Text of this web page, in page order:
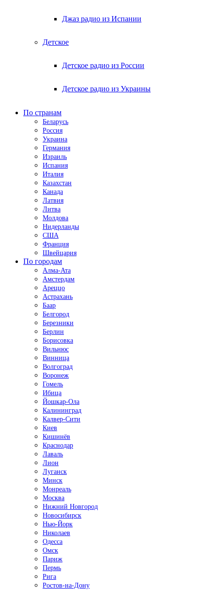
Джаз радио из Испании
Детское
Детское радио из России
Детское радио из Украины
По странам
Беларусь
Россия
Украина
Германия
Израиль
Испания
Италия
Казахстан
Канада
Латвия
Литва
Молдова
Нидерланды
США
Франция
Швейцария
По городам
Алма-Ата
Амстердам
Ареццо
Астрахань
Баар
Белгород
Березники
Берлин
Борисовка
Вильнюс
Винница
Волгоград
Воронеж
Гомель
Ибица
Йошкар-Ола
Калининград
Калвер-Сити
Киев
Кишинёв
Краснодар
Лаваль
Лион
Луганск
Минск
Монреаль
Москва
Нижний Новгород
Новосибирск
Нью-Йорк
Николаев
Одесса
Омск
Париж
Пермь
Рига
Ростов-на-Дону